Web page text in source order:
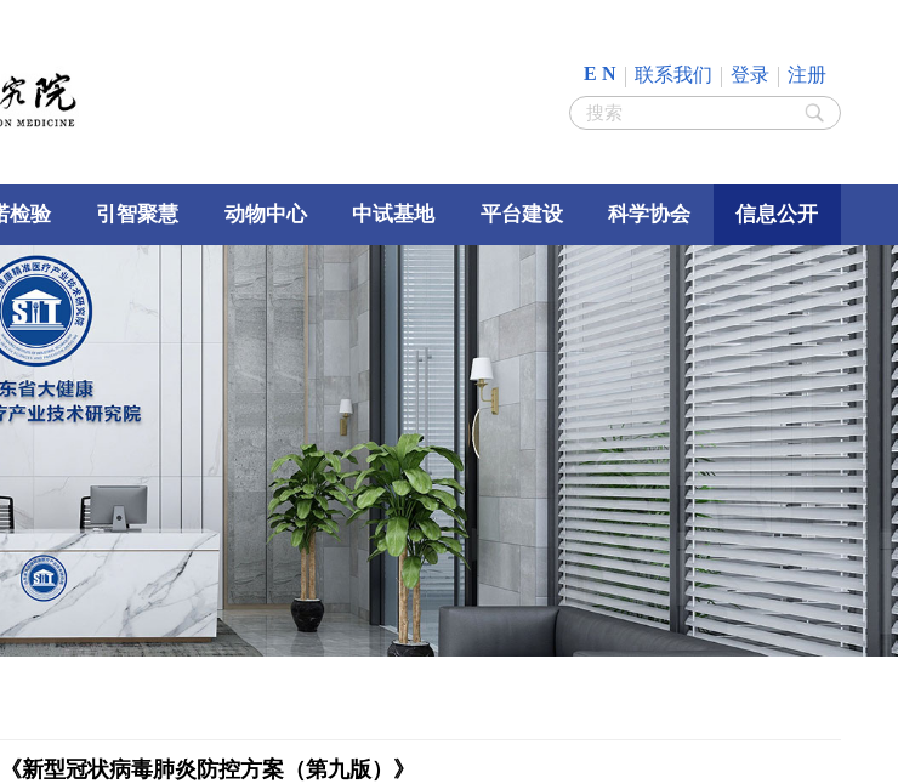
E N 联系我们 登录 注册
检验 引智聚慧 动物中心 中试基地 平台建设 科学协会 信息公开
新型冠状病毒肺炎防控方案（第九版）》